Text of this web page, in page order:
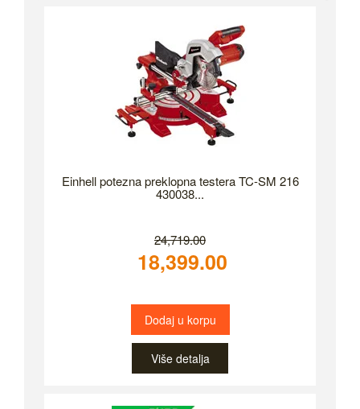
Einhell potezna preklopna testera TC-SM 216
430038...
24,719.00
18,399.00
Dodaj u korpu
Više detalja